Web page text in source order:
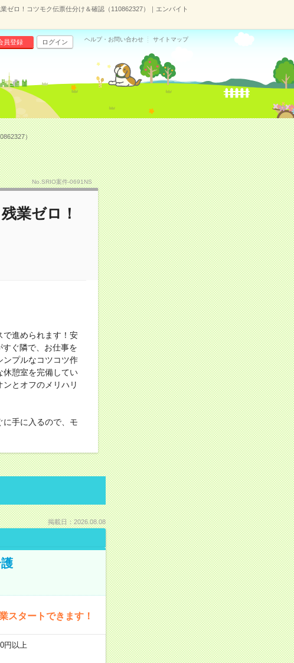
ゼロ！コツモク伝票仕分け＆確認（110862327）｜エンバイト
員登録 ログイン ヘルプ・お問い合わせ サイトマップ
）
No.SRIO案件-0691NS
業ゼロ！
進められます！安
ぐ隣で、お仕事を
プルなコツコツ作
憩室を完備してい
とオフのメリハリ
手に入るので、モ
掲載日：2026.08.08
スタートできます！
円以上